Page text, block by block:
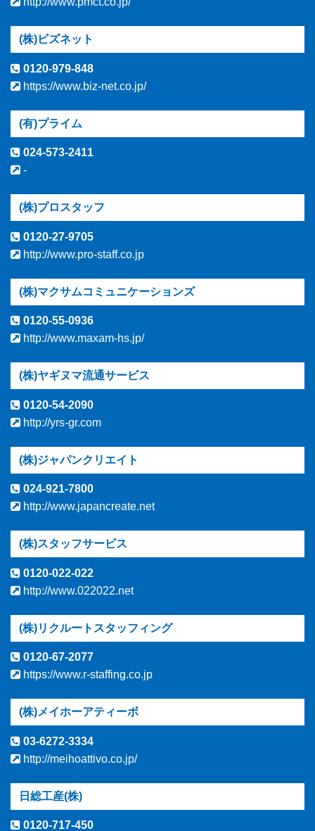
(株)ビズネット
0120-979-848
https://www.biz-net.co.jp/
(有)プライム
024-573-2411
-
(株)プロスタッフ
0120-27-9705
http://www.pro-staff.co.jp
(株)マクサムコミュニケーションズ
0120-55-0936
http://www.maxam-hs.jp/
(株)ヤギヌマ流通サービス
0120-54-2090
http://yrs-gr.com
(株)ジャパンクリエイト
024-921-7800
http://www.japancreate.net
(株)スタッフサービス
0120-022-022
http://www.022022.net
(株)リクルートスタッフィング
0120-67-2077
https://www.r-staffing.co.jp
(株)メイホーアティーボ
03-6272-3334
http://meihoattivo.co.jp/
日総工産(株)
0120-717-450